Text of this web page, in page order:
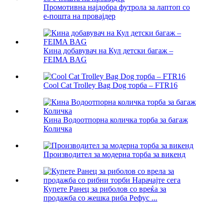
Промотивна најдобра футрола за лаптоп со
е-пошта на провајдер
Кина добавувач на Кул детски багаж –
FEIMA BAG
Cool Cat Trolley Bag Dog торба – FTR16
Кина Водоотпорна количка торба за багаж
Количка
Производител за модерна торба за викенд
Купете Ранец за риболов со вреќа за
продажба со жешка риба Рефус ...